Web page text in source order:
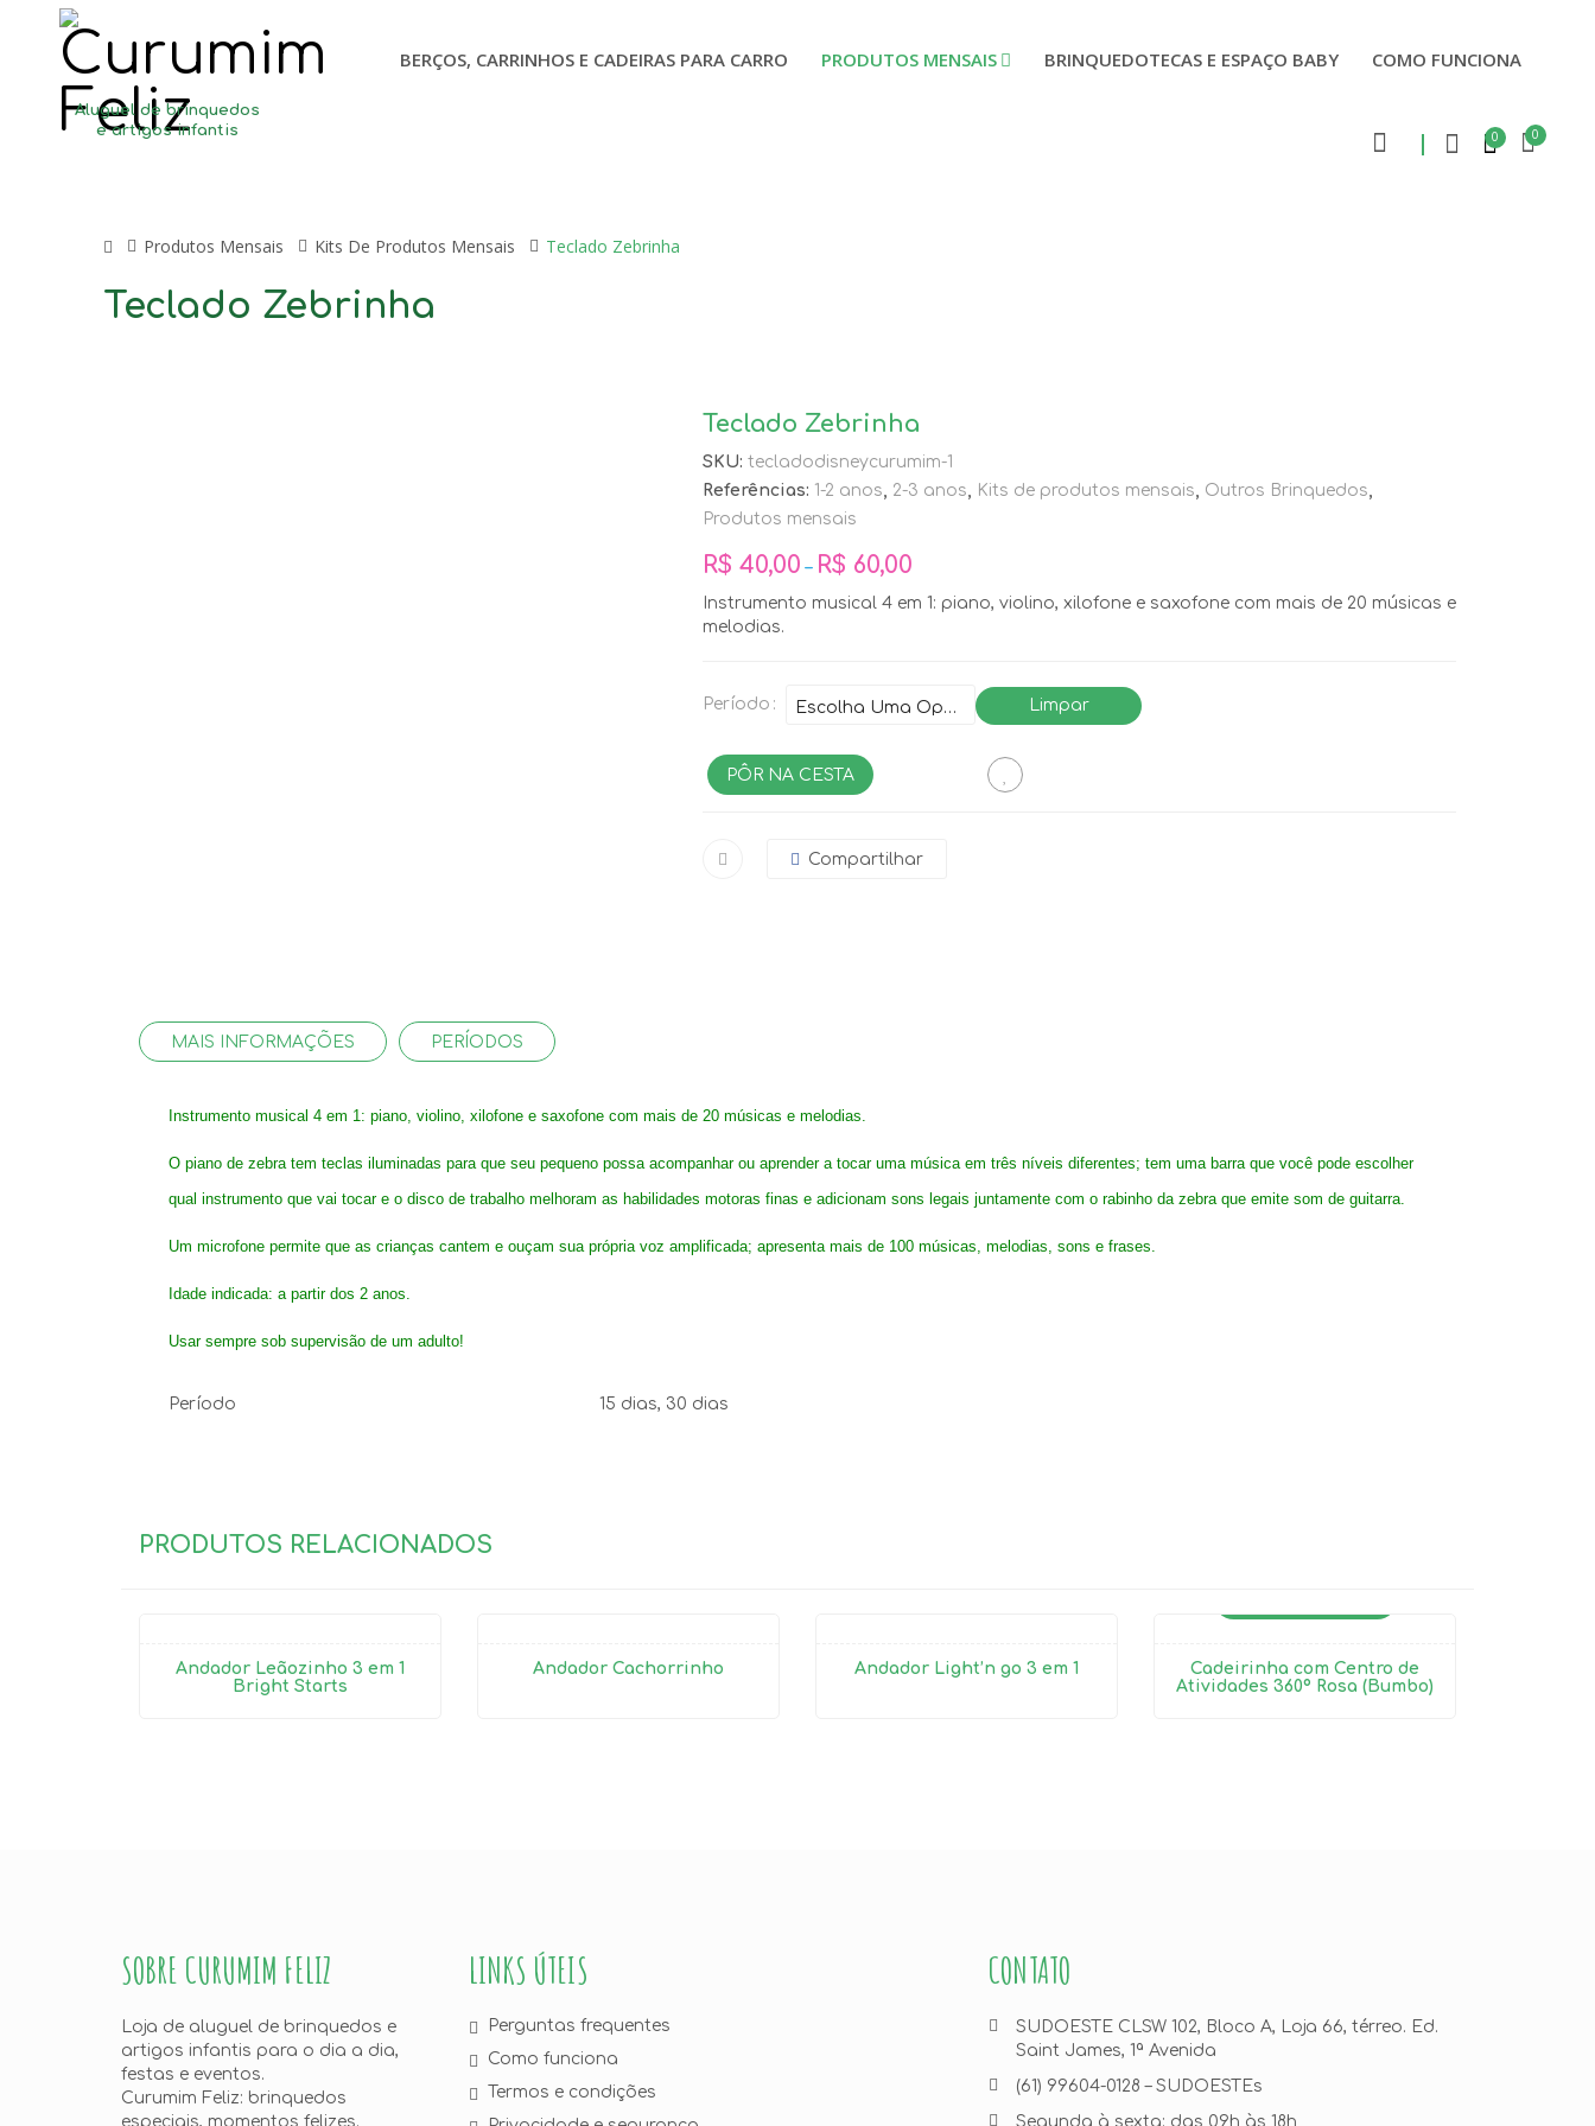
Aluguel de brinquedos
e artigos infantis
BERÇOS, CARRINHOS E CADEIRAS PARA CARRO PRODUTOS MENSAIS BRINQUEDOTECAS E ESPAÇO BABY COMO FUNCIONA
0 0
Produtos Mensais Kits De Produtos Mensais Teclado Zebrinha
Teclado Zebrinha
Teclado Zebrinha
SKU: tecladodisneycurumim-1
Referências: 1-2 anos, 2-3 anos, Kits de produtos mensais, Outros Brinquedos,
Produtos mensais
R$ 40,00 – R$ 60,00
Instrumento musical 4 em 1: piano, violino, xilofone e saxofone com mais de 20 músicas e
melodias.
Período Limpar
PÔR NA CESTA
Compartilhar
MAIS INFORMAÇÕES PERÍODOS
Instrumento musical 4 em 1: piano, violino, xilofone e saxofone com mais de 20 músicas e melodias.
O piano de zebra tem teclas iluminadas para que seu pequeno possa acompanhar ou aprender a tocar uma música em três níveis diferentes; tem uma barra que você pode escolher
qual instrumento que vai tocar e o disco de trabalho melhoram as habilidades motoras finas e adicionam sons legais juntamente com o rabinho da zebra que emite som de guitarra.
Um microfone permite que as crianças cantem e ouçam sua própria voz amplificada; apresenta mais de 100 músicas, melodias, sons e frases.
Idade indicada: a partir dos 2 anos.
Usar sempre sob supervisão de um adulto!
Período 15 dias, 30 dias
PRODUTOS RELACIONADOS
Andador Leãozinho 3 em 1
Bright Starts
Andador Cachorrinho Andador Light’n go 3 em 1
Cadeirinha com Centro de
Atividades 360º Rosa (Bumbo)
SOBRE CURUMIM FELIZ
Loja de aluguel de brinquedos e
artigos infantis para o dia a dia,
festas e eventos.
Curumim Feliz: brinquedos
especiais, momentos felizes.
LINKS ÚTEIS
Perguntas frequentes
Como funciona
Termos e condições
CONTATO
SUDOESTE CLSW 102, Bloco A, Loja 66, térreo. Ed.
Saint James, 1ª Avenida
(61) 99604-0128 – SUDOESTEs
Segunda à sexta: das 09h às 18h